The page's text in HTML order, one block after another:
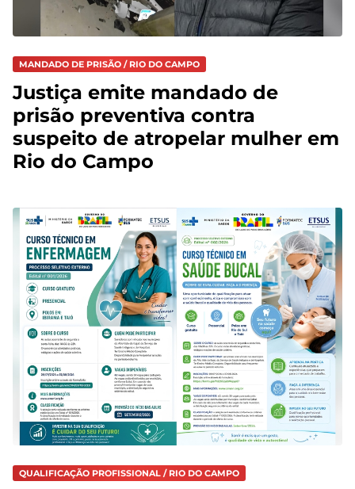
MANDADO DE PRISÃO / RIO DO CAMPO
Justiça emite mandado de
prisão preventiva contra
suspeito de atropelar mulher em
Rio do Campo
QUALIFICAÇÃO PROFISSIONAL / RIO DO CAMPO